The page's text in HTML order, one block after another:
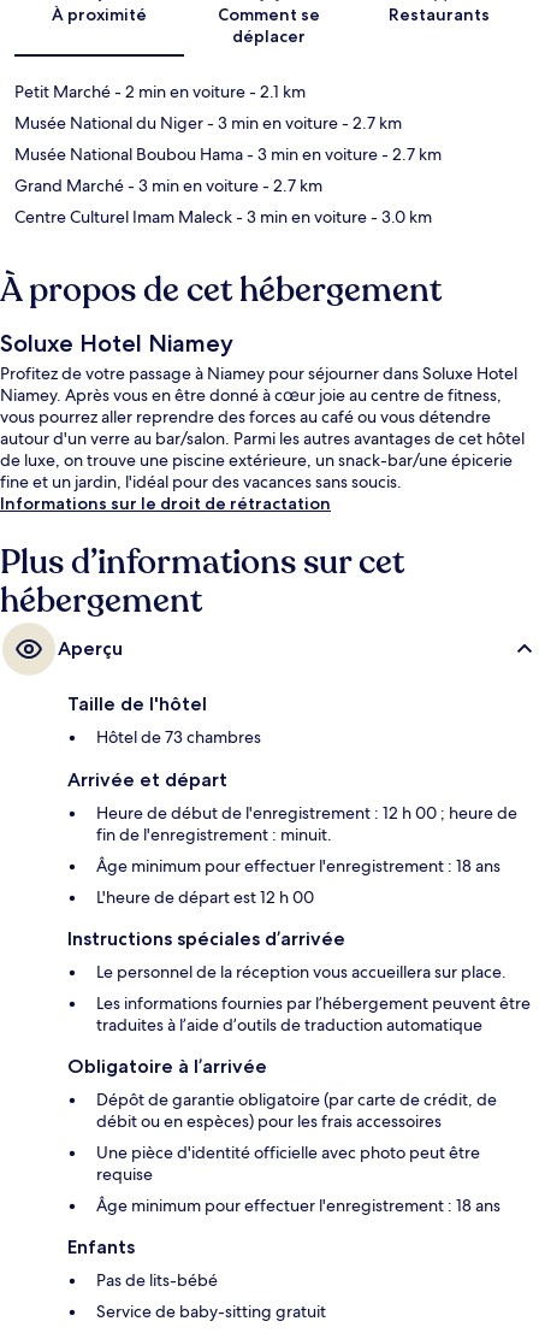
À proximité
Comment se
déplacer
Restaurants
Petit Marché- 2 min en voiture- 2.1 km
Musée National du Niger- 3 min en voiture- 2.7 km
Musée National Boubou Hama- 3 min en voiture- 2.7 km
Grand Marché- 3 min en voiture- 2.7 km
Centre Culturel Imam Maleck- 3 min en voiture- 3.0 km
À propos de cet hébergement
Soluxe Hotel Niamey
Profitez de votre passage à Niamey pour séjourner dans Soluxe Hotel
Niamey. Après vous en être donné à cœur joie au centre de fitness,
vous pourrez aller reprendre des forces au café ou vous détendre
autour d'un verre au bar/salon. Parmi les autres avantages de cet hôtel
de luxe, on trouve une piscine extérieure, un snack-bar/une épicerie
fine et un jardin, l'idéal pour des vacances sans soucis.
Informations sur le droit de rétractation
Plus d’informations sur cet
hébergement
Aperçu
Taille de l'hôtel
Hôtel de 73 chambres
Arrivée et départ
Heure de début de l'enregistrement : 12 h 00 ; heure de
fin de l'enregistrement : minuit.
Âge minimum pour effectuer l'enregistrement : 18 ans
L'heure de départ est 12 h 00
Instructions spéciales d’arrivée
Le personnel de la réception vous accueillera sur place.
Les informations fournies par l’hébergement peuvent être
traduites à l’aide d’outils de traduction automatique
Obligatoire à l’arrivée
Dépôt de garantie obligatoire (par carte de crédit, de
débit ou en espèces) pour les frais accessoires
Une pièce d'identité officielle avec photo peut être
requise
Âge minimum pour effectuer l'enregistrement : 18 ans
Enfants
Pas de lits-bébé
Service de baby-sitting gratuit